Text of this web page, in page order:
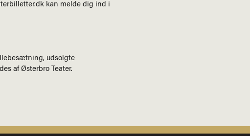
kan melde dig ind i
udsolgte
af Østerbro Teater.